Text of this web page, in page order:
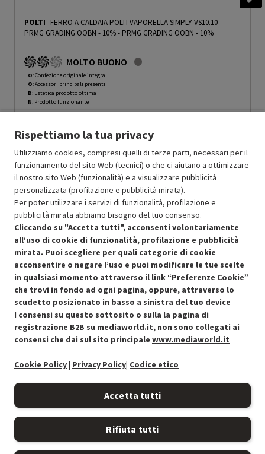
POLTI FERRO A CALDAIA POLTI VAPORELLA SIMPLY VS10.10 -
PRMG GRADING OOBN - 10%- PRMG GRADING OOBN - 10%
MOLTO BUONO
O: Confezione originale integra
O: Accessori principali presenti
B: Estetica prodotto ottima
N: Prodotto funzionante
Ricondizionato Prezzo ridotto da
71.54a -50%
In Promozione 35.77
Aggiungi al carrello
SCONTO RICONDIZIONATI
Approfitta dello sconto del 50% sul prodotto ricondizionato.
Condizioni generali di vendita Recedere dal contratto qui
Rispettiamo la tua privacy
Utilizziamo cookies, compresi quelli di terze parti, necessari per il
funzionamento del sito Web (tecnici) o che ci aiutano a ottimizzare
il nostro sito Web (funzionalità) e a visualizzare pubblicità
personalizzata (profilazione e pubblicità mirata).
Per poter utilizzare i servizi di funzionalità, profilazione e
pubblicità mirata abbiamo bisogno del tuo consenso.
Cliccando su "Accetta tutti", acconsenti volontariamente
all’uso di cookie di funzionalità, profilazione e pubblicità
mirata. Puoi scegliere per quali categorie di cookie
acconsentire o negare l’uso e puoi modificare le tue scelte
in qualsiasi momento attraverso il link “Preferenze Cookie”
che trovi in fondo ad ogni pagina, oppure, attraverso lo
scudetto posizionato in basso a sinistra del tuo device
I consensi su questo sottosito o sulla la pagina di
registrazione B2B su mediaworld.it, non sono collegati ai
consensi che dai sul sito principale www.mediaworld.it
Cookie Policy| Privacy Policy| Codice etico
Accetta tutti
Rifiuta tutti